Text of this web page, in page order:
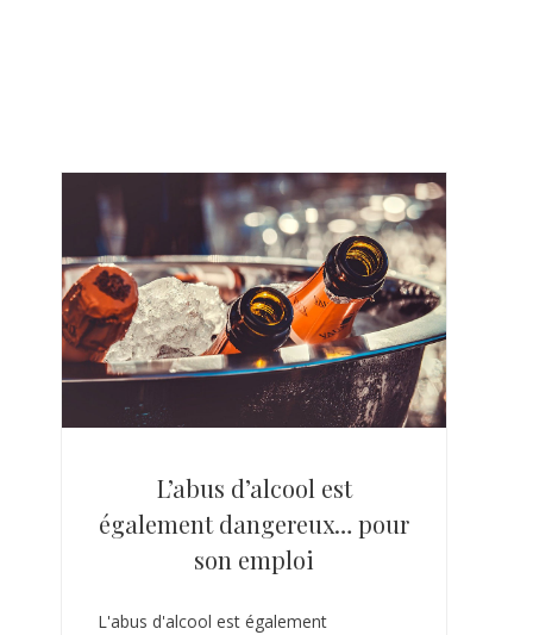
L’abus d’alcool est
également dangereux… pour
son emploi
L'abus d'alcool est également